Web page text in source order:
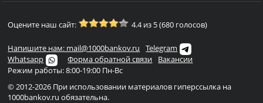
Оцените наш сайт: 4.4 из 5 (680 голосов)
Напишите нам: mail@1000bankov.ru
Telegram
Whatsapp
Форма обратной связи
Вакансии
Режим работы: 8:00-19:00 Пн-Вс
© 2012-2026 При использовании материалов гиперссылка на
1000bankov.ru обязательна.